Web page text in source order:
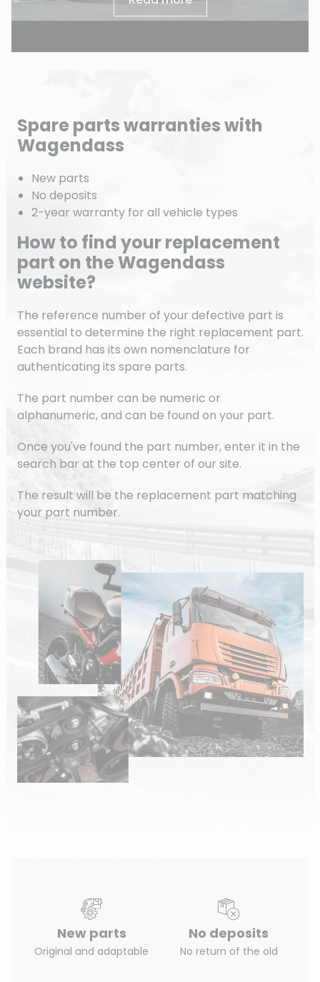
Spare parts warranties with
Wagendass
New parts
No deposits
2-year warranty for all vehicle types
How to find your replacement
part on the Wagendass
website?
The reference number of your defective part is
essential to determine the right replacement part.
Each brand has its own nomenclature for
authenticating its spare parts.
The part number can be numeric or
alphanumeric, and can be found on your part.
Once you've found the part number, enter it in the
search bar at the top center of our site.
The result will be the replacement part matching
your part number.
New parts
Original and adaptable
No deposits
No return of the old